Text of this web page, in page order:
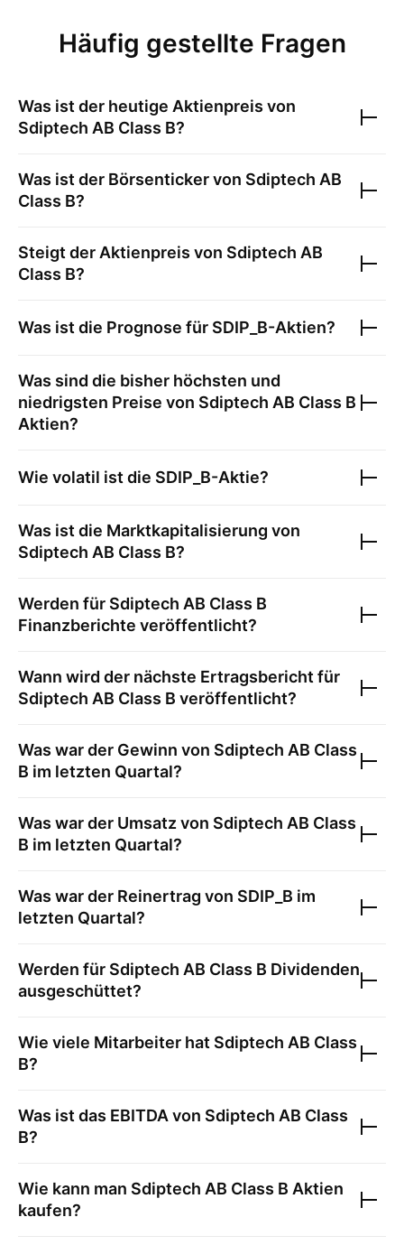
Häufig gestellte Fragen
Was ist der heutige Aktienpreis von
Sdiptech AB Class B?
Was ist der Börsenticker von Sdiptech AB
Class B?
Steigt der Aktienpreis von Sdiptech AB
Class B?
Was ist die Prognose für SDIP_B-Aktien?
Was sind die bisher höchsten und
niedrigsten Preise von Sdiptech AB Class B
Aktien?
Wie volatil ist die SDIP_B-Aktie?
Was ist die Marktkapitalisierung von
Sdiptech AB Class B?
Werden für Sdiptech AB Class B
Finanzberichte veröffentlicht?
Wann wird der nächste Ertragsbericht für
Sdiptech AB Class B veröffentlicht?
Was war der Gewinn von Sdiptech AB Class
B im letzten Quartal?
Was war der Umsatz von Sdiptech AB Class
B im letzten Quartal?
Was war der Reinertrag von SDIP_B im
letzten Quartal?
Werden für Sdiptech AB Class B Dividenden
ausgeschüttet?
Wie viele Mitarbeiter hat Sdiptech AB Class
B?
Was ist das EBITDA von Sdiptech AB Class
B?
Wie kann man Sdiptech AB Class B Aktien
kaufen?